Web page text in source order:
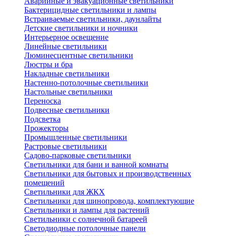
Бактерицидные светильники и лампы
Встраиваемые светильники, даунлайты
Детские светильники и ночники
Интерьерное освещение
Линейные светильники
Люминесцентные светильники
Люстры и бра
Накладные светильники
Настенно-потолочные светильники
Настольные светильники
Переноска
Подвесные светильники
Подсветка
Прожекторы
Промышленные светильники
Растровые светильники
Садово-парковые светильники
Светильники для бани и ванной комнаты
Светильники для бытовых и производственных
помещений
Светильники для ЖКХ
Светильники для шинопровода, комплектующие
Светильники и лампы для растений
Светильники с солнечной батареей
Светодиодные потолочные панели